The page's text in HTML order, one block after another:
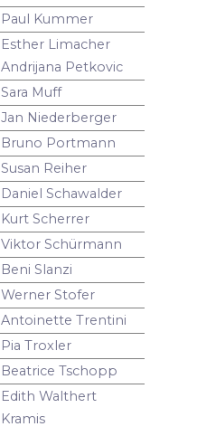
Paul Kummer
Esther Limacher
Andrijana Petkovic
Sara Muff
Jan Niederberger
Bruno Portmann
Susan Reiher
Daniel Schawalder
Kurt Scherrer
Viktor Schürmann
Beni Slanzi
Werner Stofer
Antoinette Trentini
Pia Troxler
Beatrice Tschopp
Edith Walthert
Kramis